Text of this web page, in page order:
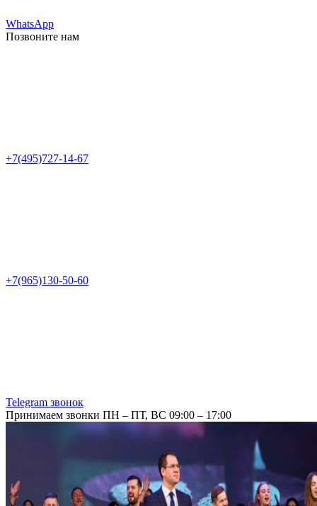
WhatsApp
Позвоните нам
+7(495)727-14-67
+7(965)130-50-60
Telegram звонок
Принимаем звонки ПН – ПТ, ВС 09:00 – 17:00